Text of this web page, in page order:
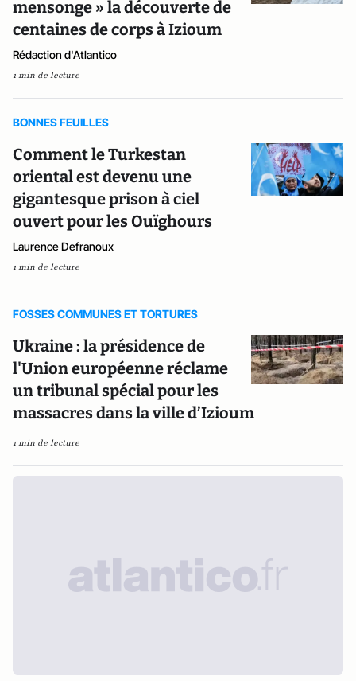
mensonge » la découverte de
centaines de corps à Izioum
Rédaction d'Atlantico
1 min de lecture
BONNES FEUILLES
Comment le Turkestan
oriental est devenu une
gigantesque prison à ciel
ouvert pour les Ouïghours
Laurence Defranoux
1 min de lecture
FOSSES COMMUNES ET TORTURES
Ukraine : la présidence de
l'Union européenne réclame
un tribunal spécial pour les
massacres dans la ville d’Izioum
1 min de lecture